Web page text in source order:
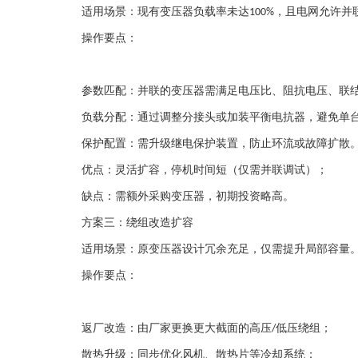
适用场景 ：现有变压器负载率未达100% ，且电网允许并
操作要点 ：
参数匹配 ：并联的变压器需满足电压比、阻抗电压、联
负载分配 ：通过调整分接头或加装平衡电抗器，避免单
保护配置 ：需升级继电保护装置，防止环流或故障扩散。
优点 ：灵活扩容，停机时间短（仅需并联调试）；
缺点 ：需额外采购变压器，初期投资略高。
方案三：绕组改造扩容
适用场景 ：原变压器设计冗余充足，仅需提升局部容量。
操作要点 ：
返厂改造 ：由厂家更换更大截面的高压/低压绕组；
散热升级 ：同步优化风机、散热片等冷却系统；